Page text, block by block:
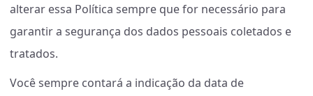
alterar essa Política sempre que for necessário para
garantir a segurança dos dados pessoais coletados e
tratados.
Você sempre contará a indicação da data de